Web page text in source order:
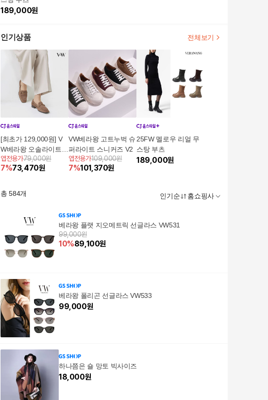
189,000원
인기상품 전체보기
[최초가 129,000원] V
W베라왕 오솔라이트
스킨슈 누벅
앱전용가79,000원
7%73,470원
VW베라왕 고트누벅 슈
퍼라이트 스니커즈 V2
앱전용가109,000원
7%101,370원
25FW 멜로우 리얼 무
스탕 부츠
189,000원
총584개 인기순 홈쇼핑사
베라왕 플랫 지오메트릭 선글라스 VW531
99,000원
10%89,100원
베라왕 폴리곤 선글라스 VW533
99,000원
하나쯤은 숄 망토 빅사이즈
18,000원